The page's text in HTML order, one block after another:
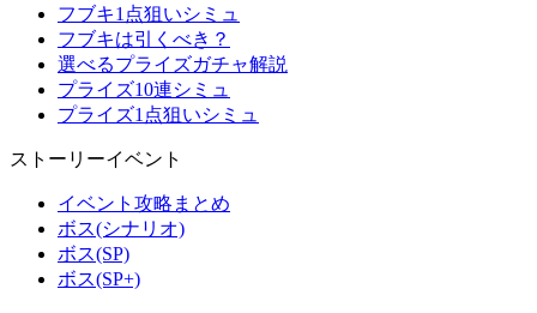
フブキ1点狙いシミュ
フブキは引くべき？
選べるプライズガチャ解説
プライズ10連シミュ
プライズ1点狙いシミュ
ストーリーイベント
イベント攻略まとめ
ボス(シナリオ)
ボス(SP)
ボス(SP+)